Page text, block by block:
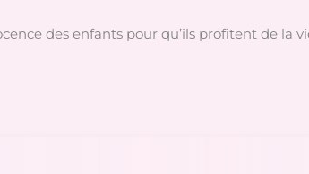
des enfants pour qu’ils profitent de la